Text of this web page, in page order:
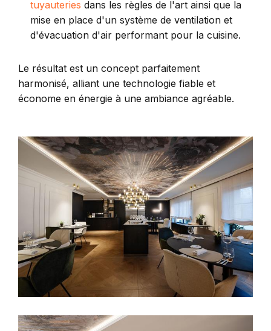
tuyauteries dans les règles de l'art ainsi que la
mise en place d'un système de ventilation et
d'évacuation d'air performant pour la cuisine.
Le résultat est un concept parfaitement
harmonisé, alliant une technologie fiable et
économe en énergie à une ambiance agréable.